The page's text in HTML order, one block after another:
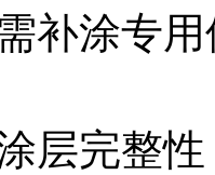
补涂专
层完整